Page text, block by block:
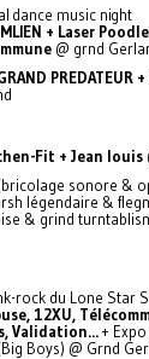
dance music night
+ Laser
@ grnd
PREDATEUR
Fit + Jean louis
sonore &
légendaire &
& grind
rock du Lone Star
12XU,
Validation...+
Boys) @ Grnd